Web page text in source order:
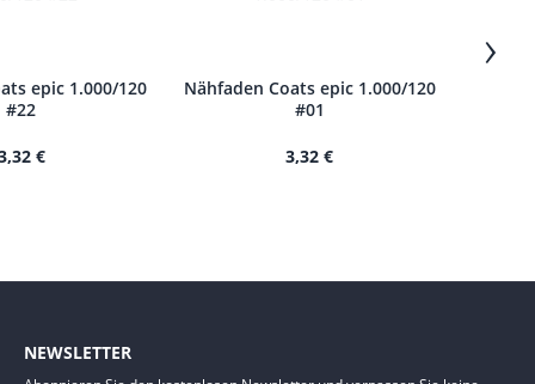
epic 1.000/120
#22
€
Nähfaden Coats epic 1.000/120
#01
3,32 €
›
NEWSLETTER